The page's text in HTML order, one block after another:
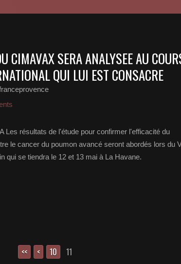
CIMAVAX SERA ANALYSEE AU
QUI LUI EST CONSACRE
Les résultats de l'étude pour confirmer l'efficacité du
le cancer du poumon avancé seront abordés lors du
qui se tiendra le 12 et 13 mai à La Havane.
<< < 10 11